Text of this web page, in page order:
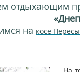
отдыхающим
на косе